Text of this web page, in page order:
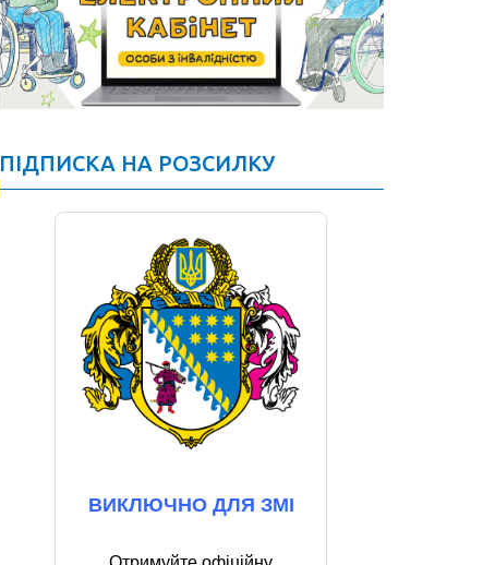
ПІДПИСКА НА РОЗСИЛКУ
ВИКЛЮЧНО ДЛЯ ЗМІ